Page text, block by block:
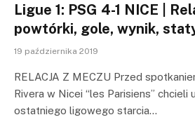
Ligue 1: PSG 4-1 NICE |
powtórki, gole, wynik,
19 października 2019
RELACJA Z MECZU Przed
Rivera w Nicei “les Parisiens”
ostatniego ligowego starcia…